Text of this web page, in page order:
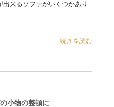
来るソファがいくつかあり
...続きを読む
小物の整頓に